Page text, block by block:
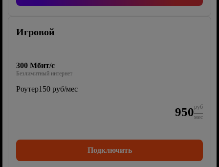
Игровой
300 Мбит/с
Безлимитный интернет
Роутер150 руб/мес
950руб
мес
Подключить